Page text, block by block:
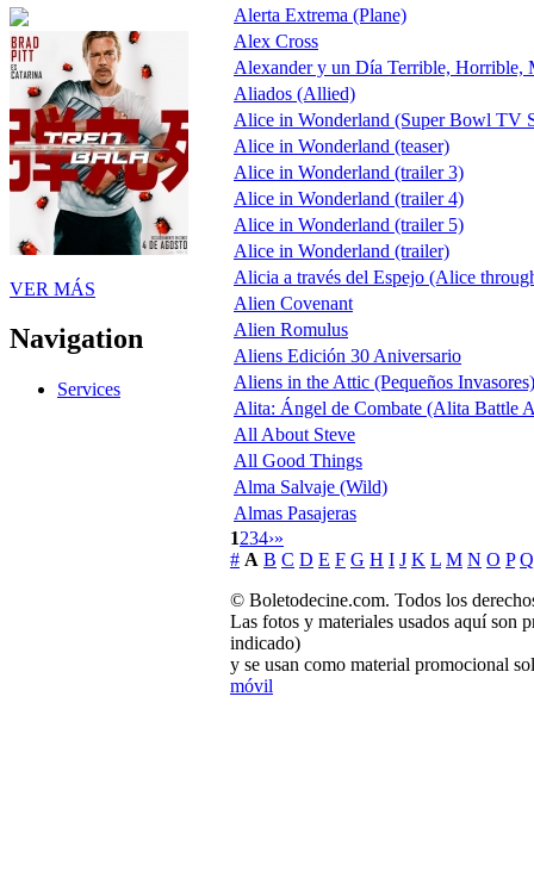
VER MÁS
Navigation
Services
Alerta Extrema (Plane)
Alex Cross
Alexander y un Día Terrible, Horrible,
Aliados (Allied)
Alice in Wonderland (Super Bowl TV
Alice in Wonderland (teaser)
Alice in Wonderland (trailer 3)
Alice in Wonderland (trailer 4)
Alice in Wonderland (trailer 5)
Alice in Wonderland (trailer)
Alicia a través del Espejo (Alice
Alien Covenant
Alien Romulus
Aliens Edición 30 Aniversario
Aliens in the Attic (Pequeños Invasores)
Alita: Ángel de Combate (Alita Battle
All About Steve
All Good Things
Alma Salvaje (Wild)
Almas Pasajeras
1234›»
# A B C D E F G H I J K L M N O P Q
© Boletodecine.com. Todos los
Las fotos y materiales usados aquí son
indicado)
y se usan como material promocional
móvil